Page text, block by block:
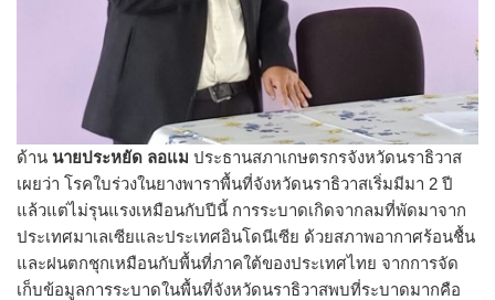
ด้าน นายประหยัด ลอแม ประธานสภาเกษตรกรจังหวัดนราธิวาส
เผยว่า โรคใบร่วงในยางพาราพื้นที่จังหวัดนราธิวาสเริ่มมีมา 2 ปี
แล้วแต่ไม่รุนแรงเหมือนกับปีนี้ การระบาดเกิดจากลมที่พัดมาจาก
ประเทศมาเลเซียและประเทศอินโดนีเซีย ด้วยสภาพอากาศร้อนชื้น
และฝนตกชุกเหมือนกับพื้นที่ภาคใต้ของประเทศไทย จากการจัด
เก็บข้อมูลการระบาดในพื้นที่จังหวัดนราธิวาสพบที่ระบาดมากคือ